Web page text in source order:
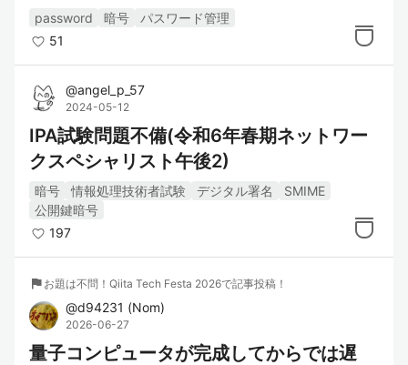
password 暗号
パスワード管理
51
@angel_p_57
2024-05-12
IPA試験問題不備(令和6年春期ネットワー
クスペシャリスト午後2)
暗号 情報処理技術者試験 デジタル署名
SMIME
公開鍵暗号
197
flag お題は不問！Qiita Tech Festa 2026で記事投稿！
@d94231 (Nom)
2026-06-27
量子コンピュータが完成してからでは遅